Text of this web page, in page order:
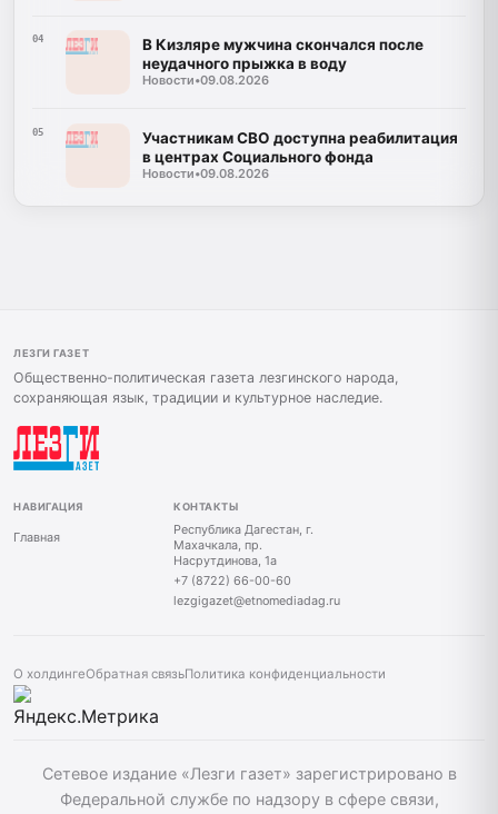
04
В Кизляре мужчина скончался после
неудачного прыжка в воду
Новости•09.08.2026
05
Участникам СВО доступна реабилитация
в центрах Социального фонда
Новости•09.08.2026
ЛЕЗГИ ГАЗЕТ
Общественно-политическая газета лезгинского народа,
сохраняющая язык, традиции и культурное наследие.
НАВИГАЦИЯ
Главная
КОНТАКТЫ
Республика Дагестан, г.
Махачкала, пр.
Насрутдинова, 1а
+7 (8722) 66-00-60
lezgigazet@etnomediadag.ru
О холдингеОбратная связьПолитика конфиденциальности
Сетевое издание «Лезги газет» зарегистрировано в
Федеральной службе по надзору в сфере связи,